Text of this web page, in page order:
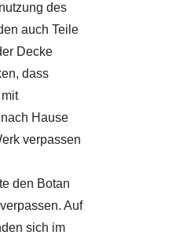
des
auch Teile
Decke
dass
Hause
verpassen
den Botan
Auf
sich im